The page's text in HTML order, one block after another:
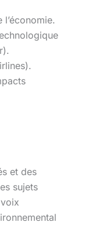
et des
sujets